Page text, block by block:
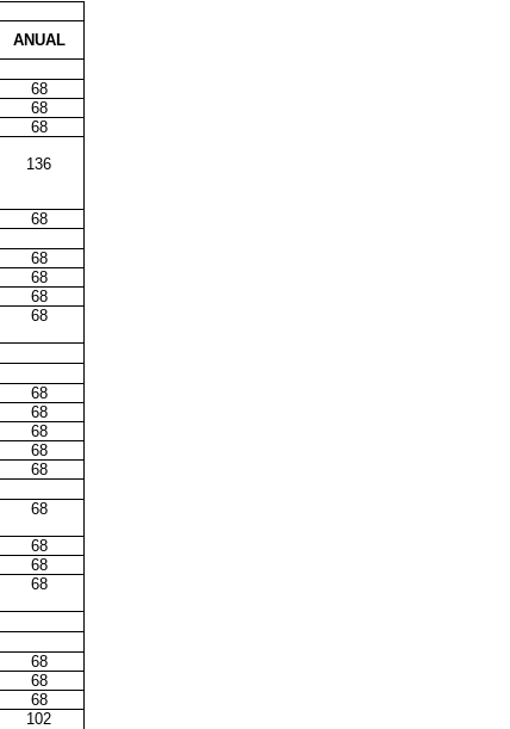
ANUAL
68
68
68
136
68
68
68
68
68
68
68
68
68
68
68
68
68
68
68
68
68
102